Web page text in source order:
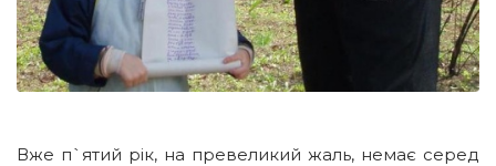
Вже п`ятий рік, на превеликий жаль, немає серед